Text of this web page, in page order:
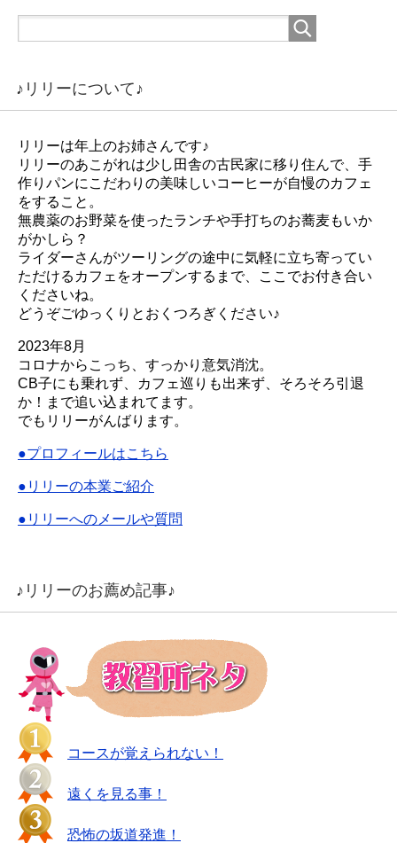
♪リリーについて♪
リリーは年上のお姉さんです♪
リリーのあこがれは少し田舎の古民家に移り住んで、手
作りパンにこだわりの美味しいコーヒーが自慢のカフェ
をすること。
無農薬のお野菜を使ったランチや手打ちのお蕎麦もいか
がかしら？
ライダーさんがツーリングの途中に気軽に立ち寄ってい
ただけるカフェをオープンするまで、ここでお付き合い
くださいね。
どうぞごゆっくりとおくつろぎください♪
2023年8月
コロナからこっち、すっかり意気消沈。
CB子にも乗れず、カフェ巡りも出来ず、そろそろ引退
か！まで追い込まれてます。
でもリリーがんばります。
●プロフィールはこちら
●リリーの本業ご紹介
●リリーへのメールや質問
♪リリーのお薦め記事♪
コースが覚えられない！
遠くを見る事！
恐怖の坂道発進！